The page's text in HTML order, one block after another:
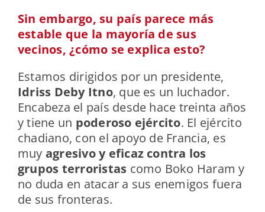
Sin embargo, su país parece más
estable que la mayoría de sus
vecinos, ¿cómo se explica esto?
Estamos dirigidos por un presidente,
Idriss Deby Itno, que es un luchador.
Encabeza el país desde hace treinta años
y tiene un poderoso ejército. El ejército
chadiano, con el apoyo de Francia, es
muy agresivo y eficaz contra los
grupos terroristas como Boko Haram y
no duda en atacar a sus enemigos fuera
de sus fronteras.